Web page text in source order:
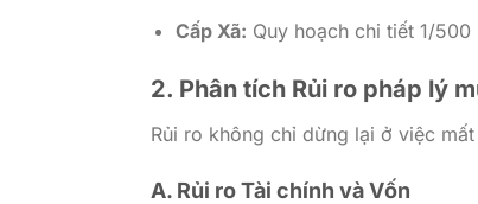
Cấp Xã: Quy hoạch chi tiết 1/
2. Phân tích Rủi ro pháp lý
Rủi ro không chỉ dừng lại ở việc
A. Rủi ro Tài chính và Vốn